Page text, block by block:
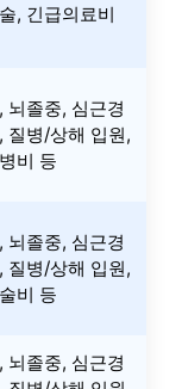
, 긴급의료비
뇌졸중, 심근경
질병/상해 입원,
비 등
뇌졸중, 심근경
질병/상해 입원,
비 등
뇌졸중, 심근경